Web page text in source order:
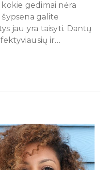
gedimai nėra
šypsena galite
jau yra taisyti. Dantų
ir…